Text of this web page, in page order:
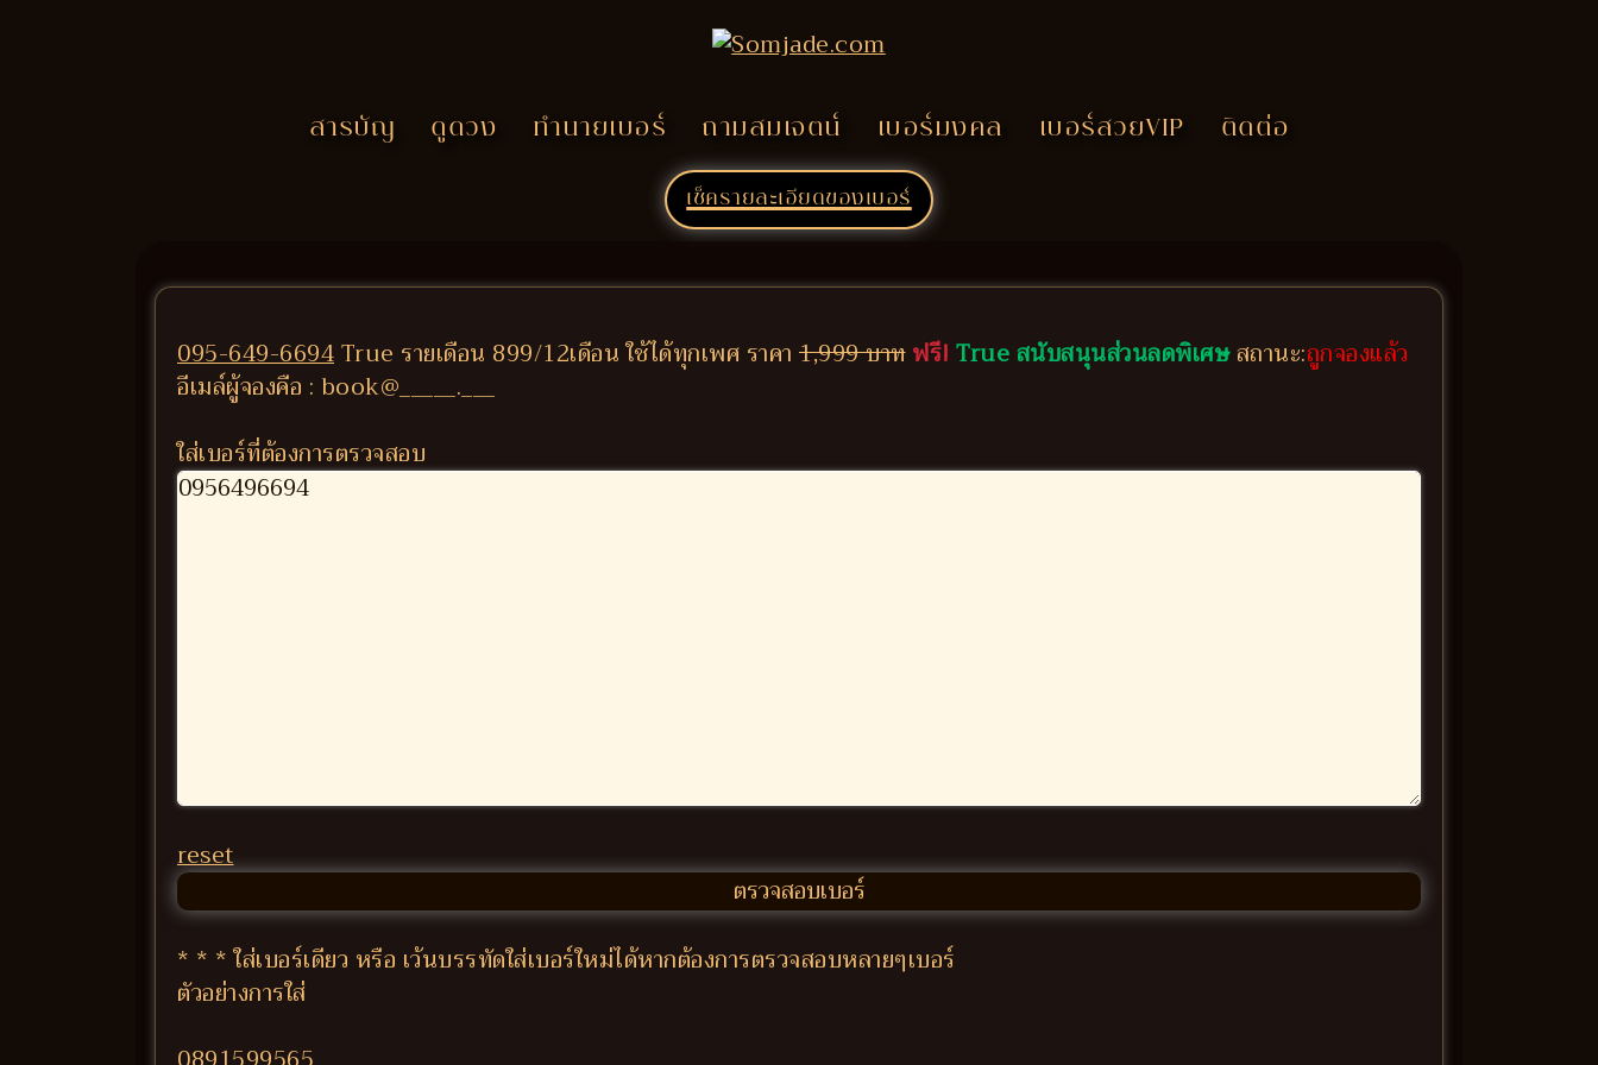
สารบัญ ดูดวง ทำนายเบอร์ ถามสมเจตน์ เบอร์มงคล เบอร์สวยVIP ติดต่อ
เช็ครายละเอียดของเบอร์
095-649-6694True รายเดือน 899/12เดือน ใช้ได้ทุกเพศ ราคา 1,999 บาทฟรี! True สนับสนุนส่วนลดพิเศษสถานะ:ถูกจองแล้ว
อีเมล์ผู้จองคือ : book@_____.___
ใส่เบอร์ที่ต้องการตรวจสอบ
reset
* * * ใส่เบอร์เดียว หรือ เว้นบรรทัดใส่เบอร์ใหม่ได้หากต้องการตรวจสอบหลายๆเบอร์
ตัวอย่างการใส่